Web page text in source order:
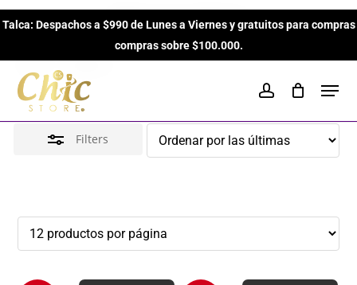
Skip
to
content
Talca: Despachos a $990 de Lunes a Viernes y gratuitos para compras
compras sobre $100.000.
account
Mancera Paris
Inicio Brands Mancera Paris
Filters